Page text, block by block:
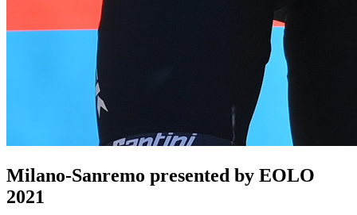
Milano-Sanremo presented by EOLO
2021